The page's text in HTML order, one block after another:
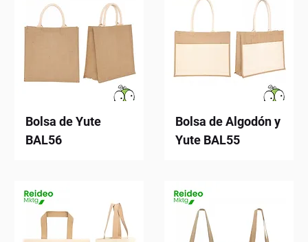
Bolsa de Yute
BAL56
Bolsa de Algodón y
Yute BAL55